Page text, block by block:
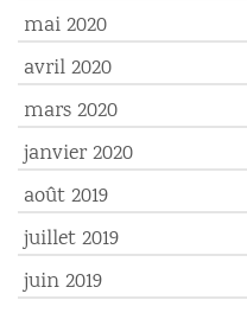
mai 2020
avril 2020
mars 2020
janvier 2020
août 2019
juillet 2019
juin 2019